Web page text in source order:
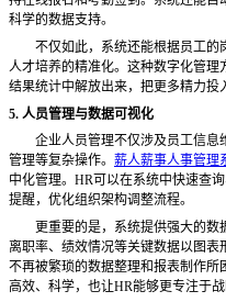
科学的数据支持。
不仅如此，系统还能根据员工的
人才培养的精准化。这种数字化管理
结果统计中解放出来，把更多精力投
5. 人员管理与数据可视化
企业人员管理不仅涉及员工信息
管理等复杂操作。 薪人薪事人事管理
中化管理。 HR可以在系统中快速查
提醒，优化组织架构调整流程。
更重要的是，系统提供强大的数据
离职率、绩效情况等关键数据以图表
不再被繁琐的数据整理和报表制作
高效、科学，也让HR能够更专注于战